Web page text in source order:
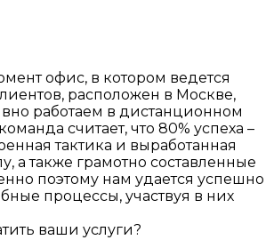
офис, в котором ведется
расположен в Москве,
работаем в дистанционном
считает, что 80% успеха –
тактика и выработанная
а также грамотно составленные
поэтому нам удается успешно
процессы, участвуя в них
ваши услуги?